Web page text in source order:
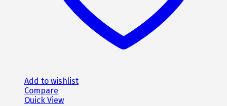
Add to wishlist
Compare
Quick View